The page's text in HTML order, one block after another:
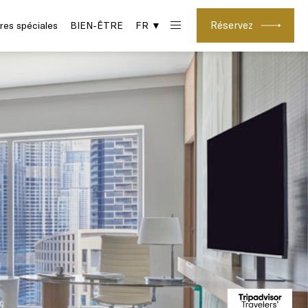
Réservez
spéciales BIEN-ÊTRE FR ▼